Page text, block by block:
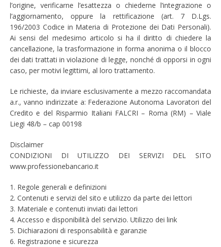
l’origine, verificarne l’esattezza o chiederne l’integrazione o
l’aggiornamento, oppure la rettificazione (art. 7 D.Lgs.
196/2003 Codice in Materia di Protezione dei Dati Personali).
Ai sensi del medesimo articolo si ha il diritto di chiedere la
cancellazione, la trasformazione in forma anonima o il blocco
dei dati trattati in violazione di legge, nonché di opporsi in ogni
caso, per motivi legittimi, al loro trattamento.
Le richieste, da inviare esclusivamente a mezzo raccomandata
a.r., vanno indirizzate a: Federazione Autonoma Lavoratori del
Credito e del Risparmio Italiani FALCRI – Roma (RM) – Viale
Liegi 48/b – cap 00198
Disclaimer
CONDIZIONI DI UTILIZZO DEI SERVIZI DEL SITO
www.professionebancario.it
1. Regole generali e definizioni
2. Contenuti e servizi del sito e utilizzo da parte dei lettori
3. Materiale e contenuti inviati dai lettori
4. Accesso e disponibilità del servizio. Utilizzo dei link
5. Dichiarazioni di responsabilità e garanzie
6. Registrazione e sicurezza